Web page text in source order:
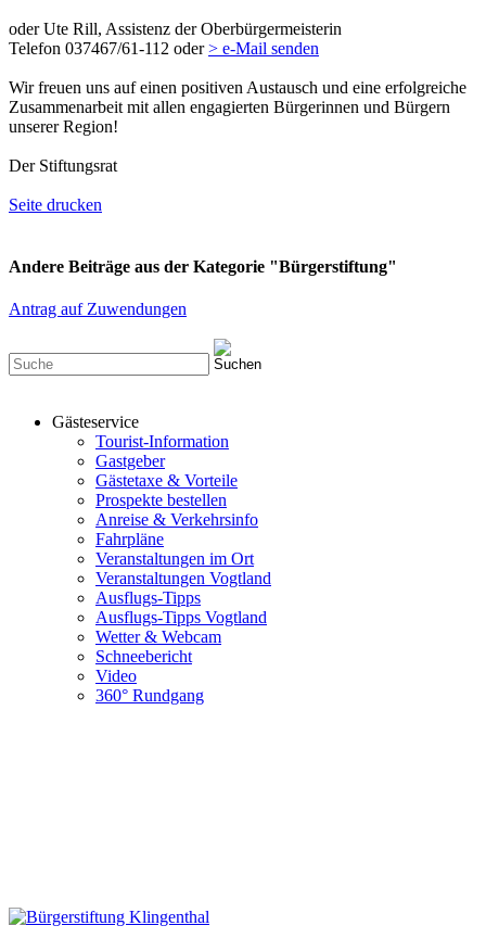
oder Ute Rill, Assistenz der Oberbürgermeisterin
Telefon 037467/61-112 oder> e-Mail senden
Wir freuen uns auf einen positiven Austausch und eine erfolgreiche
Zusammenarbeit mit allen engagierten Bürgerinnen und Bürgern
unserer Region!
Der Stiftungsrat
Seite drucken
Andere Beiträge aus der Kategorie "Bürgerstiftung"
Antrag auf Zuwendungen
Gästeservice
Tourist-Information
Gastgeber
Gästetaxe & Vorteile
Prospekte bestellen
Anreise & Verkehrsinfo
Fahrpläne
Veranstaltungen im Ort
Veranstaltungen Vogtland
Ausflugs-Tipps
Ausflugs-Tipps Vogtland
Wetter & Webcam
Schneebericht
Video
360° Rundgang